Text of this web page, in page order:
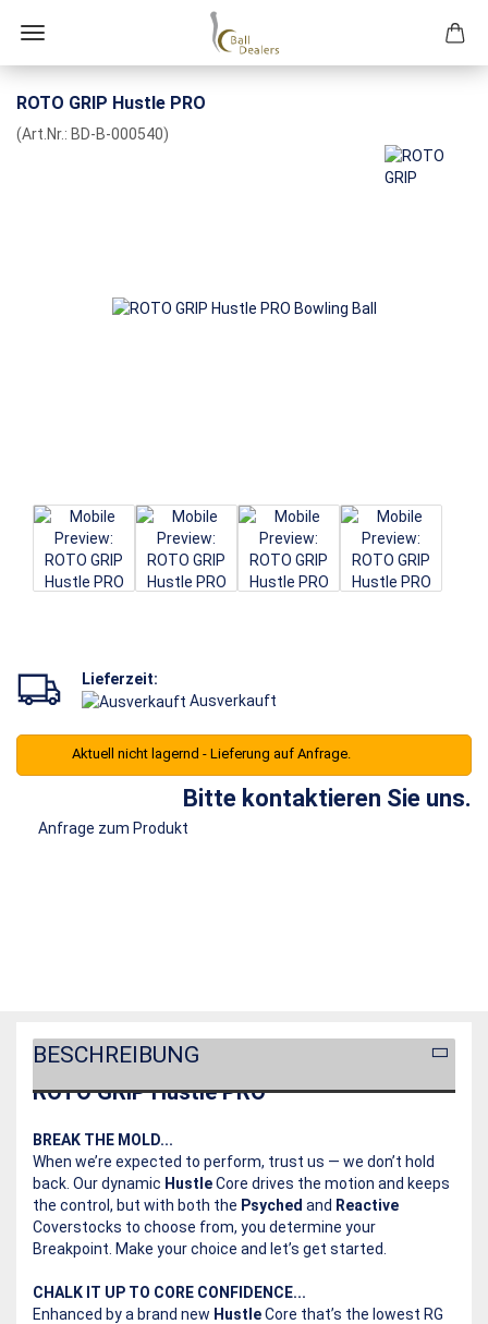
ROTO GRIP Hustle PRO
(Art.Nr.: BD-B-000540)
Lieferzeit:
Ausverkauft
Aktuell nicht lagernd - Lieferung auf Anfrage.
Bitte kontaktieren Sie uns.
Anfrage zum Produkt
BESCHREIBUNG
ROTO GRIP Hustle PRO
BREAK THE MOLD...
When we’re expected to perform, trust us — we don’t hold
back. Our dynamic HustleCore drives the motion and keeps
the control, but with both the Psyched and Reactive
Coverstocks to choose from, you determine your
Breakpoint. Make your choice and let’s get started.
CHALK IT UP TO CORE CONFIDENCE...
Enhanced by a brand new HustleCore that’s the lowest RG